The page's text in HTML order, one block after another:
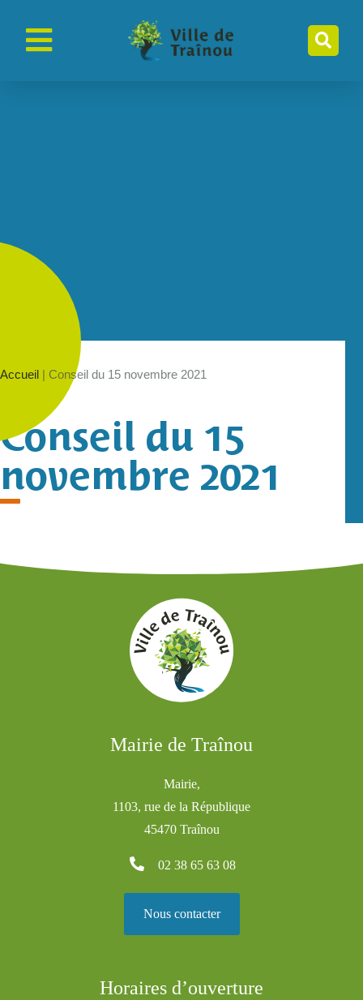
Accueil | Conseil du 15 novembre 2021
Conseil du 15
novembre 2021
Mairie de Traînou
Mairie,
1103, rue de la République
45470 Traînou
02 38 65 63 08
Nous contacter
Horaires d’ouverture